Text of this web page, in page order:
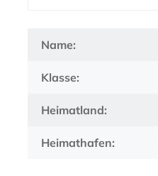
Name:
Klasse:
Heimatland:
Heimathafen: